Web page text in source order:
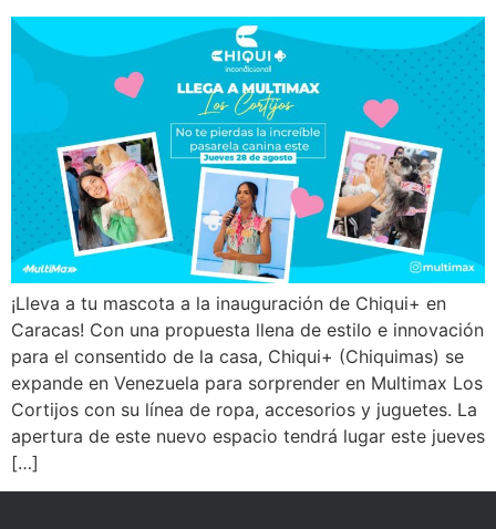
¡Lleva a tu mascota a la inauguración de Chiqui+ en
Caracas! Con una propuesta llena de estilo e innovación
para el consentido de la casa, Chiqui+ (Chiquimas) se
expande en Venezuela para sorprender en Multimax Los
Cortijos con su línea de ropa, accesorios y juguetes. La
apertura de este nuevo espacio tendrá lugar este jueves
[…]